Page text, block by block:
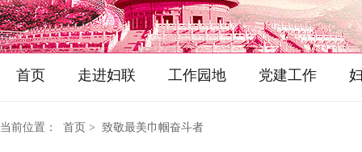
首页 走进妇联 工作园地 党建工作
当前位置： 首页 > 致敬最美巾帼奋斗者